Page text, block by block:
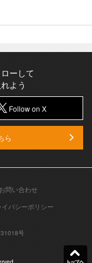
ーして
よう
Follow on X
ら
問い合わせ
イバシーポリシー
号